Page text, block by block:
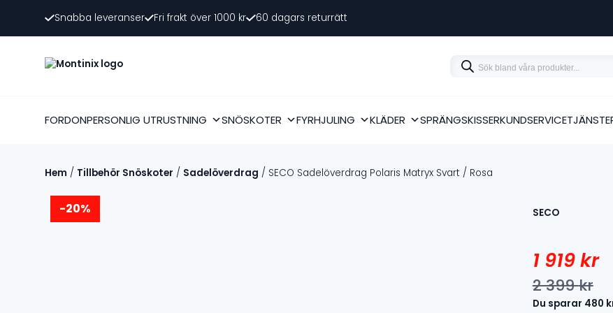
Snabba leveranser Fri frakt över 1000 kr 60 dagars returrätt
Products
search
FORDONPERSONLIG UTRUSTNING SNÖSKOTER FYRHJULING KLÄDER SPRÄNGSKISSERKUNDSERVICE
Hem / Tillbehör Snöskoter / Sadelöverdrag / SECO Sadelöverdrag Polaris Matryx Svart / Rosa
-20% SECO
2 399kr
Det
1 919kr
Det
Du sparar 480